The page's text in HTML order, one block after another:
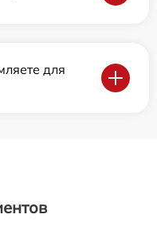
для